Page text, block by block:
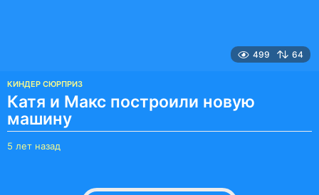
499 64
КИНДЕР СЮРПРИЗ
Катя и Макс построили новую
машину
5 лет назад